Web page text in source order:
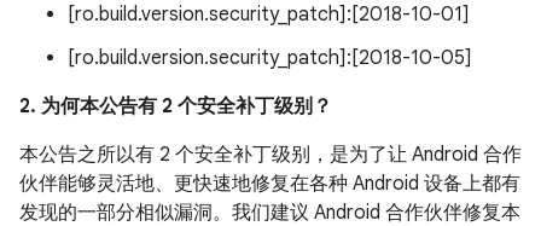
[ro.build.version.security_patch]:[2018-10-01]
[ro.build.version.security_patch]:[2018-10-05]
2. 为何本公告有 2 个安全补丁级别？
本公告之所以有 2 个安全补丁级别，是为了让 Android 合作
伙伴能够灵活地、更快速地修复在各种 Android 设备上都有
发现的一部分相似漏洞。我们建议 Android 合作伙伴修复本